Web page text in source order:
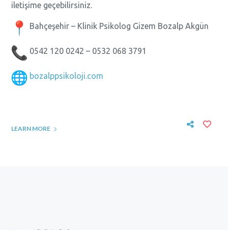
iletişime geçebilirsiniz.
Bahçeşehir – Klinik Psikolog Gizem Bozalp Akgün
0542 120 0242 – 0532 068 3791
bozalppsikoloji.com
LEARN MORE